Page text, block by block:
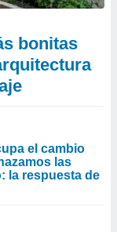
bonitas
el cambio
las
la respuesta de